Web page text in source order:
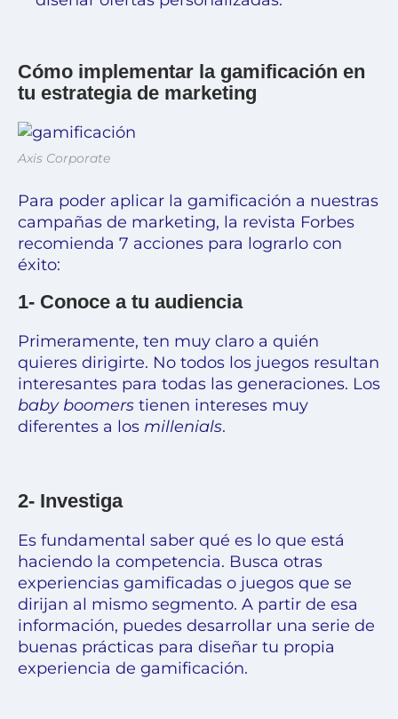
Cómo implementar la gamificación en
tu estrategia de marketing
Axis Corporate
Para poder aplicar la gamificación a nuestras
campañas de marketing, la revista Forbes
recomienda 7 acciones para lograrlo con
éxito:
1- Conoce a tu audiencia
Primeramente, ten muy claro a quién
quieres dirigirte. No todos los juegos resultan
interesantes para todas las generaciones. Los
baby boomers tienen intereses muy
diferentes a los millenials.
2- Investiga
Es fundamental saber qué es lo que está
haciendo la competencia. Busca otras
experiencias gamificadas o juegos que se
dirijan al mismo segmento. A partir de esa
información, puedes desarrollar una serie de
buenas prácticas para diseñar tu propia
experiencia de gamificación.